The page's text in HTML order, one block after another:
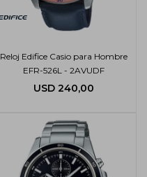
Reloj Edifice Casio para Hombre
EFR-526L - 2AVUDF
USD 240,00